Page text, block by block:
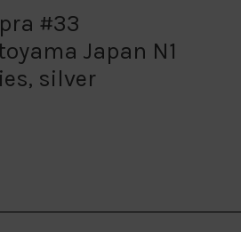
#33
Japan N1
silver